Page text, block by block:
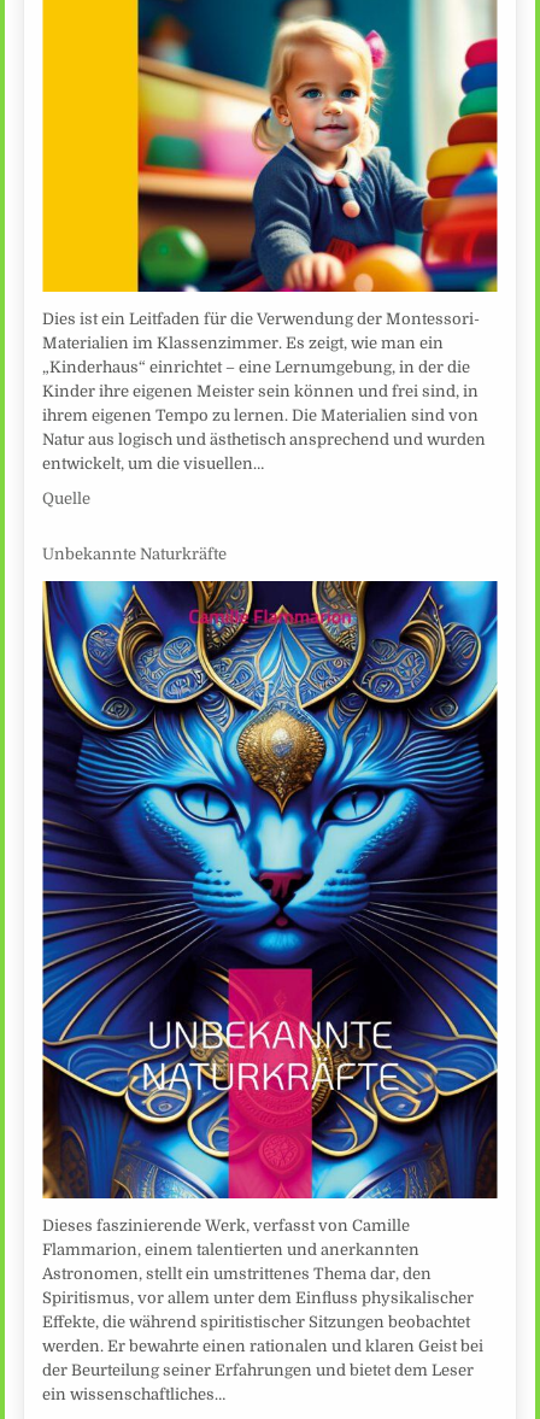
Dies ist ein Leitfaden für die Verwendung der Montessori-
Materialien im Klassenzimmer. Es zeigt, wie man ein
„Kinderhaus“ einrichtet – eine Lernumgebung, in der die
Kinder ihre eigenen Meister sein können und frei sind, in
ihrem eigenen Tempo zu lernen. Die Materialien sind von
Natur aus logisch und ästhetisch ansprechend und wurden
entwickelt, um die visuellen…
Quelle
Unbekannte Naturkräfte
Dieses faszinierende Werk, verfasst von Camille
Flammarion, einem talentierten und anerkannten
Astronomen, stellt ein umstrittenes Thema dar, den
Spiritismus, vor allem unter dem Einfluss physikalischer
Effekte, die während spiritistischer Sitzungen beobachtet
werden. Er bewahrte einen rationalen und klaren Geist bei
der Beurteilung seiner Erfahrungen und bietet dem Leser
ein wissenschaftliches…